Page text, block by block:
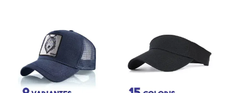
Les
options
peuvent
être